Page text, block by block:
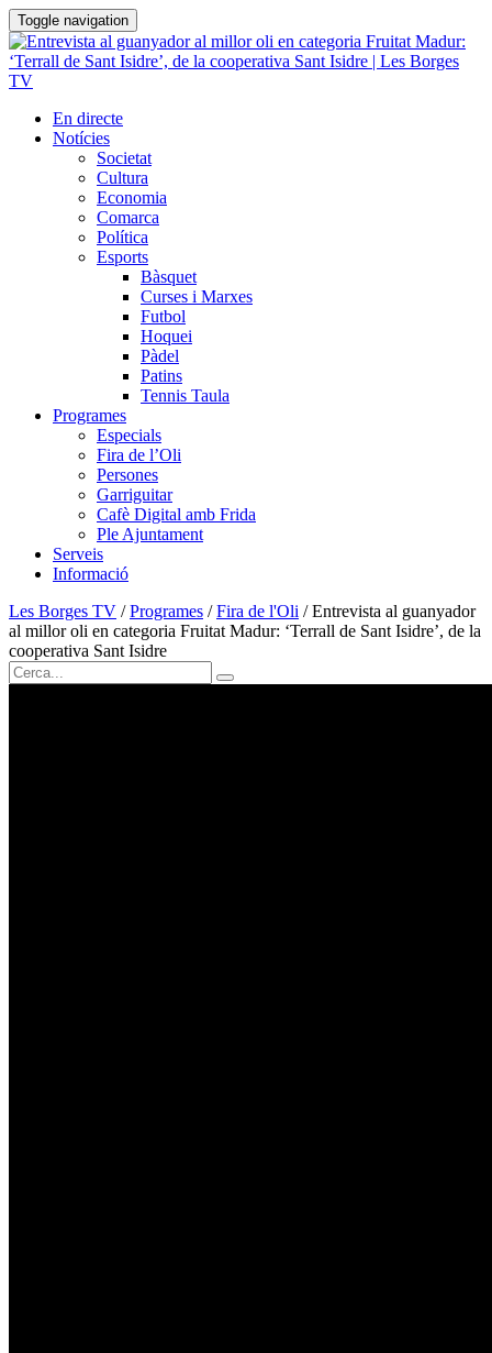
Toggle navigation
En directe
Notícies
Societat
Cultura
Economia
Comarca
Política
Esports
Bàsquet
Curses i Marxes
Futbol
Hoquei
Pàdel
Patins
Tennis Taula
Programes
Especials
Fira de l’Oli
Persones
Garriguitar
Cafè Digital amb Frida
Ple Ajuntament
Serveis
Informació
Les Borges TV /Programes /Fira de l'Oli /Entrevista al guanyador
al millor oli en categoria Fruitat Madur: ‘Terrall de Sant Isidre’, de la
cooperativa Sant Isidre